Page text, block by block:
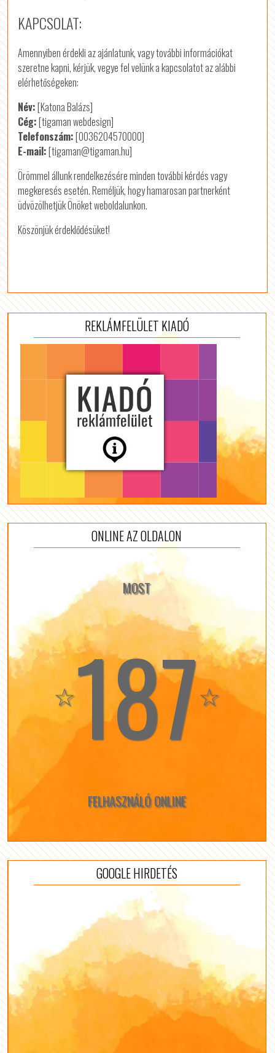
KAPCSOLAT:
Amennyiben érdekli az ajánlatunk, vagy további információkat
szeretne kapni, kérjük, vegye fel velünk a kapcsolatot az alábbi
elérhetőségeken:
Név:[Katona Balázs]
Cég:[tigaman webdesign]
Telefonszám:[0036204570000]
E-mail:[tigaman@tigaman.hu]
Örömmel állunk rendelkezésére minden további kérdés vagy
megkeresés esetén. Reméljük, hogy hamarosan partnerként
üdvözölhetjük Önöket weboldalunkon.
Köszönjük érdeklődésüket!
REKLÁMFELÜLET KIADÓ
ONLINE AZ OLDALON
MOST
☆187☆
FELHASZNÁLÓ ONLINE
GOOGLE HIRDETÉS